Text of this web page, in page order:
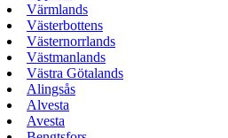
Värmlands
Västerbottens
Västernorrlands
Västmanlands
Västra Götalands
Alingsås
Alvesta
Avesta